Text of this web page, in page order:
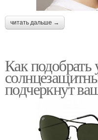
читать дальше →
Как
подчеркнут